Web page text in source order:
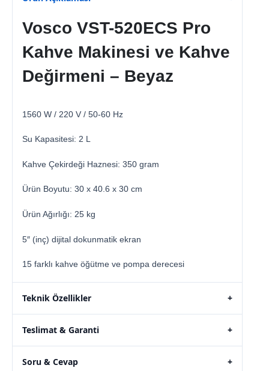
Vosco VST-520ECS Pro
Kahve Makinesi ve Kahve
Değirmeni – Beyaz
1560 W / 220 V / 50-60 Hz
Su Kapasitesi: 2 L
Kahve Çekirdeği Haznesi: 350 gram
Ürün Boyutu: 30 x 40.6 x 30 cm
Ürün Ağırlığı: 25 kg
5″ (inç) dijital dokunmatik ekran
15 farklı kahve öğütme ve pompa derecesi
Teknik Özellikler +
Teslimat & Garanti +
Soru & Cevap +